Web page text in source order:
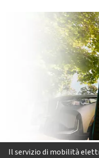
Il servizio di mobilità